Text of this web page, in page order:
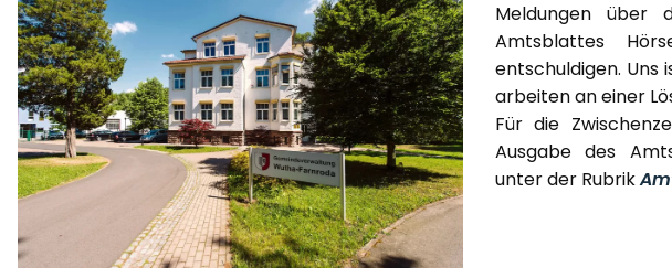
Meldungen über
Amtsblattes
entschuldigen. Uns
arbeiten an einer
Für die
Ausgabe des
unter der Rubrik